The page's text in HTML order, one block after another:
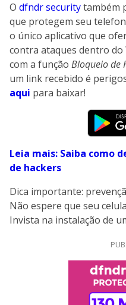
O dfndr securitytambém
que protegem seu
o único aplicativo que
contra ataques dentro do
com a função Bloqueio de
um link recebido é
aqui para baixar!
Leia mais: Saiba como
de hackers
Dica importante:
Não espere que seu
Invista na instalação de